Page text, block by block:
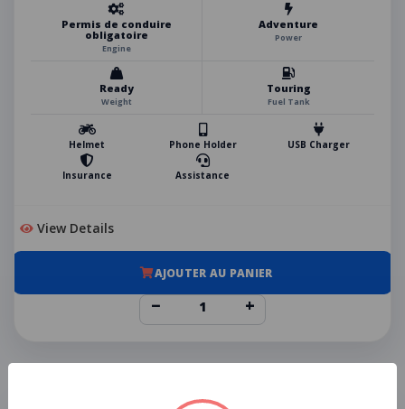
Permis de conduire
obligatoire
Engine
Adventure
Power
Ready
Weight
Touring
Fuel Tank
Helmet Phone Holder USB Charger
Insurance Assistance
View Details
AJOUTER AU PANIER
− +